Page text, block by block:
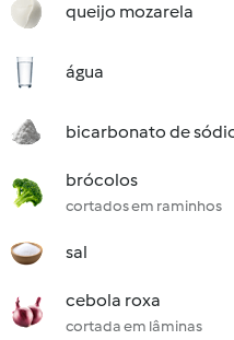
queijo mozarela
água
bicarbonato de
brócolos
cortados em raminhos
sal
cebola roxa
cortada em lâminas